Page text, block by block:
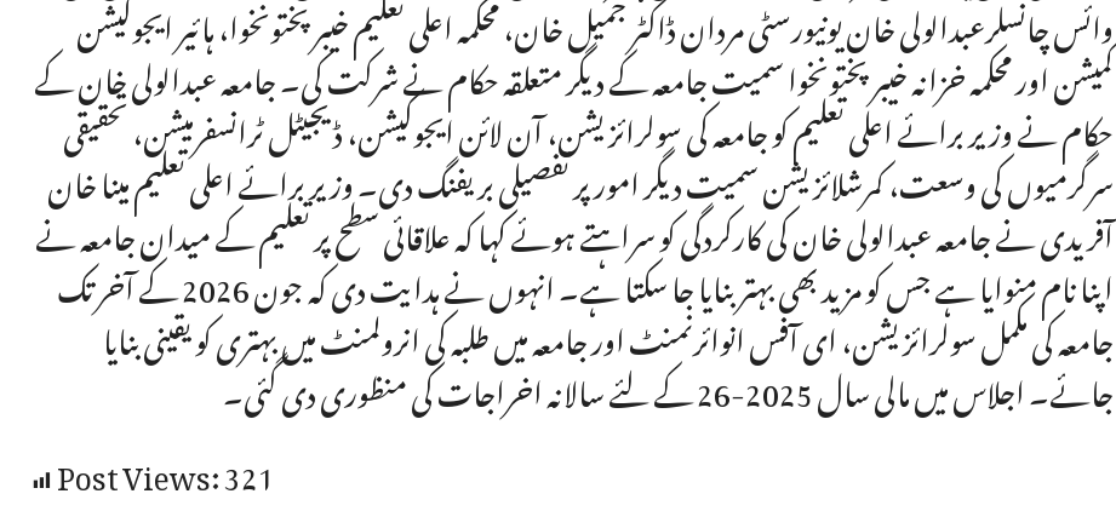
وائس چانسلرعبدالولی خان یونیورسٹی مردان ڈاکٹر جمیل خان، محکمہ اعلی تعلیم خیبرپختونخوا، ہائیر ایجوکیشن
کمیشن اور محکمہ خزانہ خیبرپختونخوا سمیت جامعہ کے دیگر متعلقہ حکام نے شرکت کی۔ جامعہ عبدالولی خان کے
حکام نے وزیر برائے اعلی تعلیم کو جامعہ کی سولرائزیشن، آن لائن ایجوکیشن، ڈیجیٹل ٹرانسفرمیشن، تحقیقی
سرگرمیوں کی وسعت، کمرشلائزیشن سمیت دیگر امور پر تفصیلی بریفنگ دی۔ وزیر برائے اعلی تعلیم مینا خان
آفریدی نے جامعہ عبدالولی خان کی کارکردگی کو سراہتے ہوئے کہا کہ علاقائی سطح پر تعلیم کے میدان جامعہ نے
اپنا نام منوایا ہے جس کو مزید بھی بہتر بنایا جا سکتا ہے۔ انہوں نے ہدایت دی کہ جون 2026 کے آخر تک
جامعہ کی مکمل سولرائزیشن، ای آفس انوائرنمنٹ اور جامعہ میں طلبہ کی انرولمنٹ میں بہتری کو یقینی بنایا
جائے۔ اجلاس میں مالی سال 2025-26 کے لئے سالانہ اخراجات کی منظوری دی گئی۔
Post Views:321